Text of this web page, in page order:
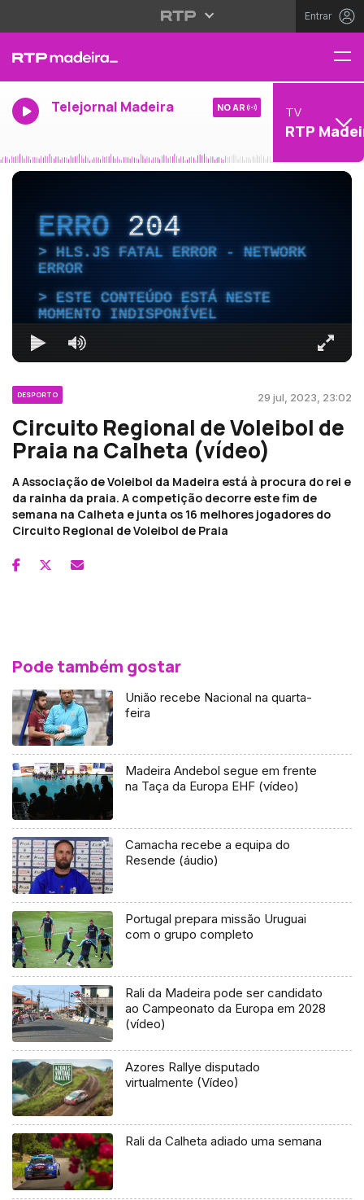
Entrar
Telejornal Madeira NO AR TV
RTP
ERRO204
HLS.JS FATAL ERROR - NETWORK
ERROR
ESTE CONTEÚDO ESTÁ NESTE
MOMENTO INDISPONÍVEL
DESPORTO 29 jul, 2023, 23:02
Circuito Regional de Voleibol de
Praia na Calheta (vídeo)
A Associação de Voleibol da Madeira está à procura do rei e
da rainha da praia. A competição decorre este fim de
semana na Calheta e junta os 16 melhores jogadores do
Circuito Regional de Voleibol de Praia
Pode também gostar
União recebe Nacional na quarta-
feira
Madeira Andebol segue em frente
na Taça da Europa EHF (vídeo)
Camacha recebe a equipa do
Resende (áudio)
Portugal prepara missão Uruguai
com o grupo completo
Rali da Madeira pode ser candidato
ao Campeonato da Europa em 2028
(vídeo)
Azores Rallye disputado
virtualmente (Vídeo)
Rali da Calheta adiado uma semana